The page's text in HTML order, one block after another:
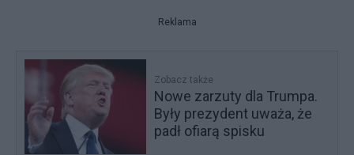
Reklama
Zobacz także
Nowe zarzuty dla Trumpa.
Były prezydent uważa, że
padł ofiarą spisku